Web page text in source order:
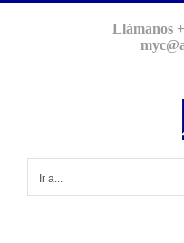
Llámanos
Ir a...